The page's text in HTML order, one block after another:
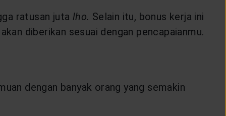
ratusan juta lho. Selain itu, bonus kerja ini
diberikan sesuai dengan pencapaianmu.
dengan banyak orang yang semakin